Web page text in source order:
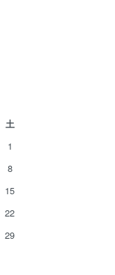
土
1
8
15
22
29